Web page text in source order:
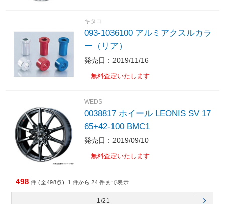
キタコ
093-1036100 アルミアクスルカラ
ー（リア）
発売日：2019/11/16
無料査定いたします
WEDS
0038817 ホイール LEONIS SV 17
65+42-100 BMC1
発売日：2019/09/10
無料査定いたします
498 件 (全498点) 1 件から 24 件まで表示
1/21